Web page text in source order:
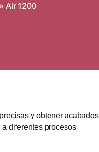
» Air 1200
y obtener acabados
diferentes procesos